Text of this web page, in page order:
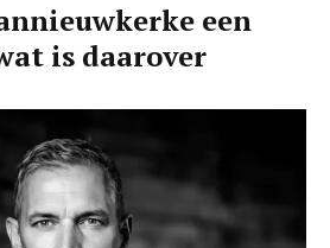
een
is daarover